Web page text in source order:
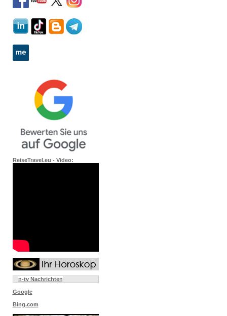
ReiseTravel.eu - Video:
n-tv Nachrichten
Google
Bing.com